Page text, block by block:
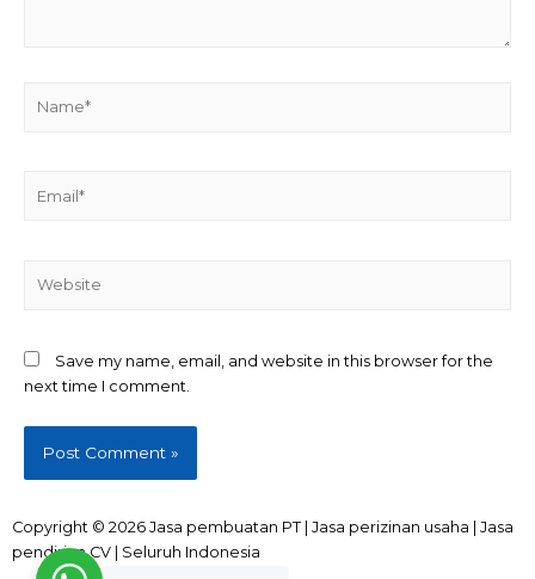
Save my name, email, and website in this browser for the
next time I comment.
Copyright © 2026 Jasa pembuatan PT | Jasa perizinan usaha | Jasa
pendirian CV | Seluruh Indonesia